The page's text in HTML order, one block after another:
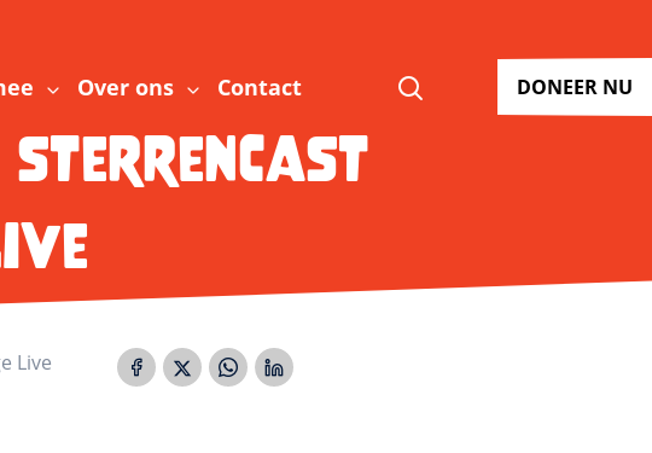
Over ons Contact ZoekenDONEER NU
sterrencast
Live